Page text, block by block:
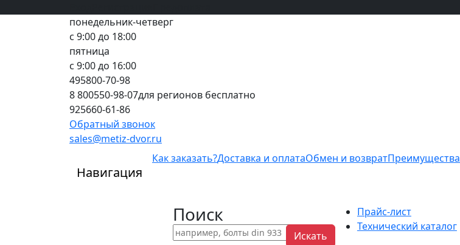
понедельник-четверг
с 9:00 до 18:00
пятница
с 9:00 до 16:00
495800-70-98
8 800550-98-07для регионов бесплатно
925660-61-86
Обратный звонок
sales@metiz-dvor.ru
Навигация
Как заказать?Доставка и оплатаОбмен и возвратПреимущества
Поиск
Искать
Прайс-лист
Технический каталог